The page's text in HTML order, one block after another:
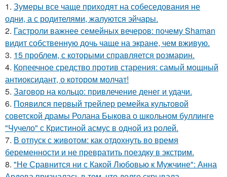
1. Зумеры все чаще приходят на собеседования не
одни, а с родителями, жалуются эйчары.
2. Гастроли важнее семейных вечеров: почему Shaman
видит собственную дочь чаще на экране, чем вживую.
3. 15 проблем, с которыми справляется розмарин.
4. Копеечное средство против старения: самый мощный
антиоксидант, о котором молчат!
5. Заговор на кольцо: привлечение денег и удачи.
6. Появился первый трейлер ремейка культовой
советской драмы Ролана Быкова о школьном буллинге
"Чучело" с Кристиной асмус в одной из ролей.
7. В отпуск с животом: как отдохнуть во время
беременности и не превратить поездку в экстрим.
8. "Не Сравнится ни с Какой Любовью к Мужчине": Анна